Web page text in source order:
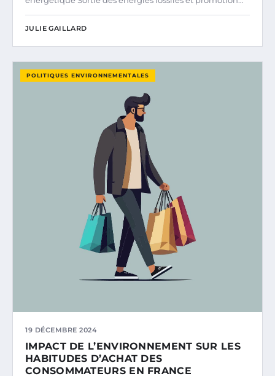
JULIE GAILLARD
POLITIQUES ENVIRONNEMENTALES
19 DÉCEMBRE 2024
IMPACT DE L’ENVIRONNEMENT SUR LES
HABITUDES D’ACHAT DES
CONSOMMATEURS EN FRANCE